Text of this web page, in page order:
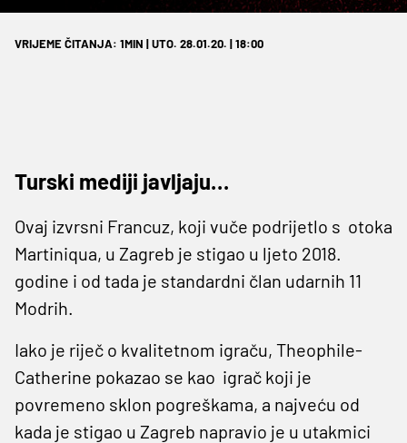
VRIJEME ČITANJA: 1MIN | UTO. 28.01.20. | 18:00
Turski mediji javljaju…
Ovaj izvrsni Francuz, koji vuče podrijetlo s otoka
Martiniqua, u Zagreb je stigao u ljeto 2018.
godine i od tada je standardni član udarnih 11
Modrih.
Iako je riječ o kvalitetnom igraču, Theophile-
Catherine pokazao se kao igrač koji je
povremeno sklon pogreškama, a najveću od
kada je stigao u Zagreb napravio je u utakmici